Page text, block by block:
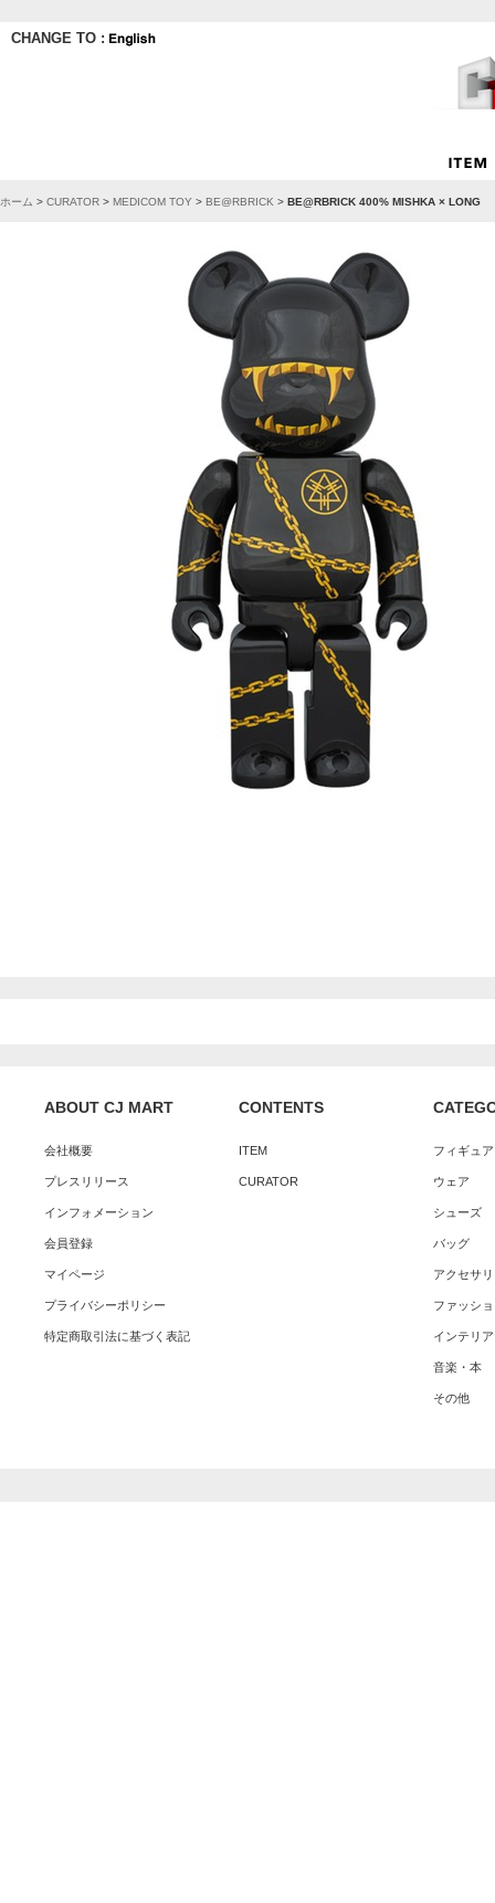
CHANGE TO :
ホーム > CURATOR > MEDICOM TOY > BE@RBRICK > BE@RBRICK 400% MISHKA × LONG
ABOUT CJ MART
会社概要
プレスリリース
インフォメーション
会員登録
マイページ
プライバシーポリシー
特定商取引法に基づく表記
CONTENTS
ITEM
CURATOR
フィギュ
ウェア
シューズ
バッグ
アクセサ
ファッシ
インテリア
音楽・本
その他